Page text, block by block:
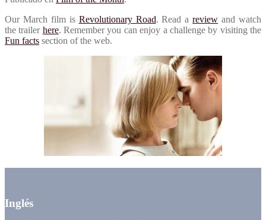
Our March film is Revolutionary Road. Read areview and watch
the trailer here. Remember you can enjoy a challenge by visiting the
Fun facts section of the web.
Inglés